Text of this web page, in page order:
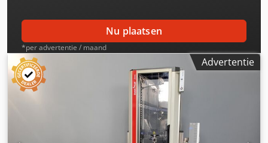
Gewicht: ca. 100 kg
Nu plaatsen
*per advertentie / maand
Advertentie